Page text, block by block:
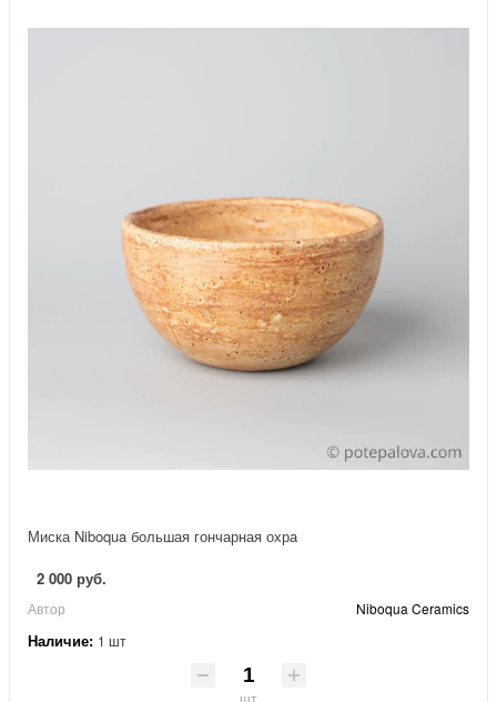
Миска Niboqua большая гончарная охра
2 000 руб.
Автор Niboqua Ceramics
Наличие: 1 шт
шт